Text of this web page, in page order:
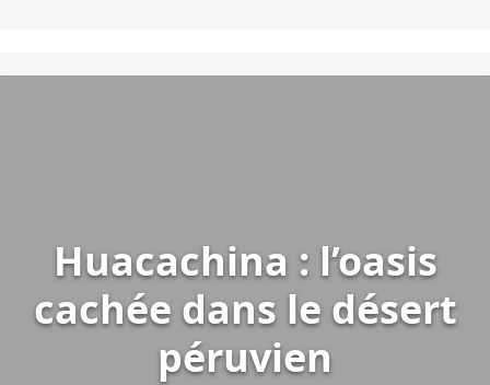
Huacachina : l’oasis
cachée dans le désert
péruvien